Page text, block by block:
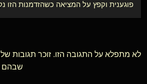
פוגענית וקפץ על המציאה כשהזדמנות הזו
לא מתפלא על התגובה הזו. זוכר תגובות
שבהם